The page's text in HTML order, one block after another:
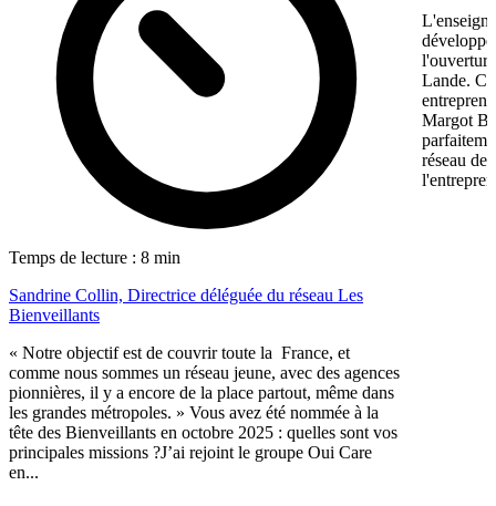
Temps de lecture : 8 min
Sandrine Collin, Directrice déléguée du réseau Les
Bienveillants
« Notre objectif est de couvrir toute la France, et
comme nous sommes un réseau jeune, avec des agences
pionnières, il y a encore de la place partout, même dans
les grandes métropoles. » Vous avez été nommée à la
tête des Bienveillants en octobre 2025 : quelles sont vos
principales missions ?J’ai rejoint le groupe Oui Care
en...
Lande.
Margot
réseau de